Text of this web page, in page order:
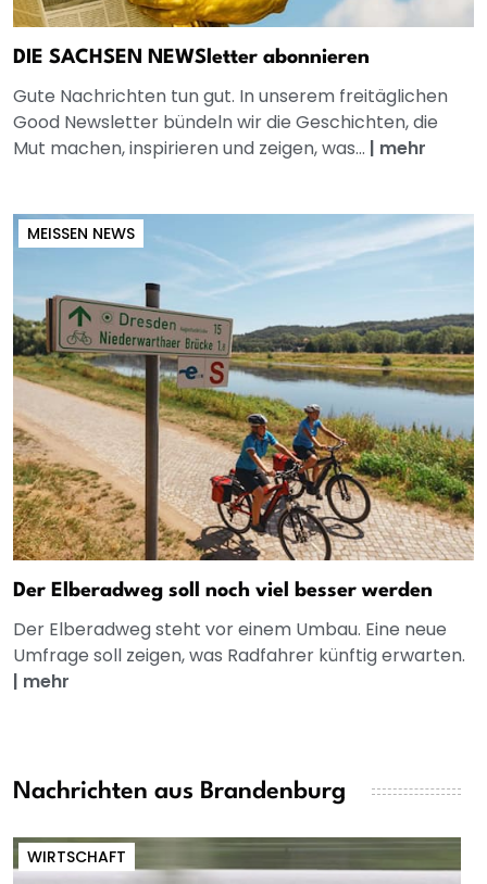
DIE SACHSEN NEWSletter abonnieren
Gute Nachrichten tun gut. In unserem freitäglichen
Good Newsletter bündeln wir die Geschichten, die
Mut machen, inspirieren und zeigen, was... | mehr
MEISSEN NEWS
Der Elberadweg soll noch viel besser werden
Der Elberadweg steht vor einem Umbau. Eine neue
Umfrage soll zeigen, was Radfahrer künftig erwarten.
| mehr
Nachrichten aus Brandenburg
WIRTSCHAFT